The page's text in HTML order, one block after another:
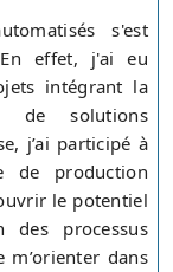
s'est
effet, j'ai eu
intégrant la
de solutions
j’ai participé à
de production
le potentiel
des processus
dans